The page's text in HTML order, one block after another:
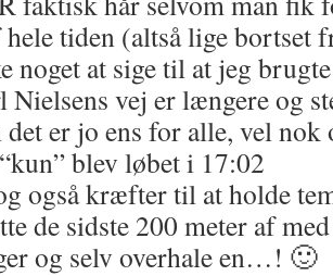
tiden (altså lige bortset
noget at sige til at jeg
vej er længere og
er jo ens for alle, vel nok
blev løbet i 17:02
også kræfter til at holde
de sidste 200 meter af
og selv overhale en…! 🙂